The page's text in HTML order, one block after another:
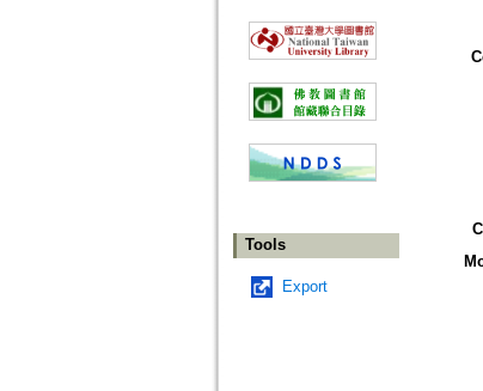
Tools
Export